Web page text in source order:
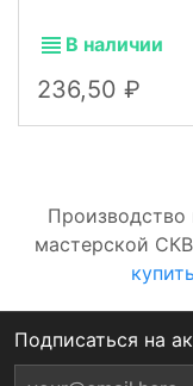
В наличии
236,50
Производство
мастерской
Подписаться на